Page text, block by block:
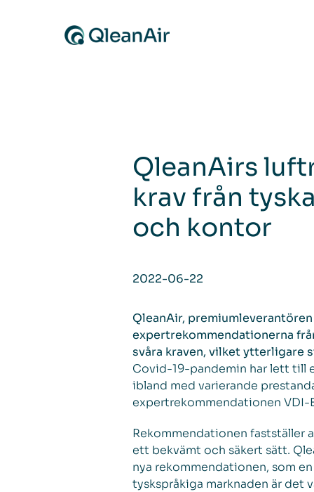
QleanAirs
krav från
och kontor
2022-06-22
QleanAir,
expertrekommendationerna
svåra kraven, vilket ytterligare
Covid-19-pandemin har lett till
ibland med varierande
expertrekommendationen VDI-
Rekommendationen fastställer
ett bekvämt och säkert sätt.
nya rekommendationen, som
tyskspråkiga marknaden är det